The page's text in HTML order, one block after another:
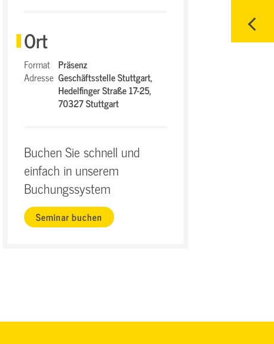
Ort
Format Präsenz
Adresse Geschäftsstelle Stuttgart,
Hedelfinger Straße 17-25,
70327 Stuttgart
Buchen Sie schnell und
einfach in unserem
Buchungssystem
Seminar buchen